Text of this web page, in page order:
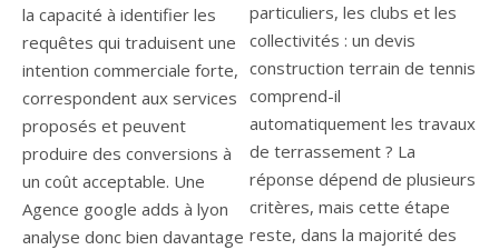
la capacité à identifier les
requêtes qui traduisent une
intention commerciale forte,
correspondent aux services
proposés et peuvent
produire des conversions à
un coût acceptable. Une
Agence google adds à lyon
analyse donc bien davantage
particuliers, les clubs et les
collectivités : un devis
construction terrain de tennis
comprend-il
automatiquement les travaux
de terrassement ? La
réponse dépend de plusieurs
critères, mais cette étape
reste, dans la majorité des